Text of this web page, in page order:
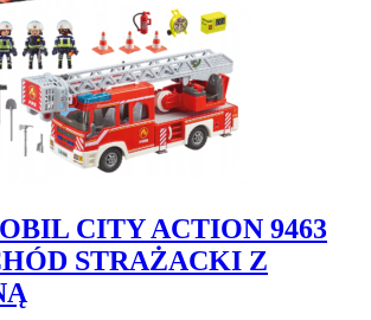
CITY ACTION 9463
STRAŻACKI Z